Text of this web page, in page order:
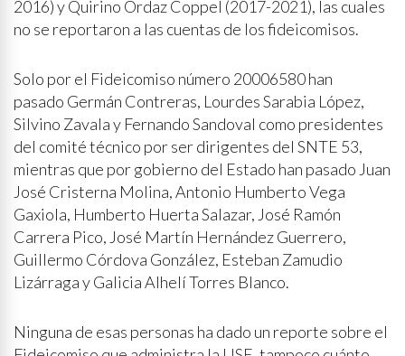
2016) y Quirino Ordaz Coppel (2017-2021), las cuales
no se reportaron a las cuentas de los fideicomisos.
Solo por el Fideicomiso número 20006580 han
pasado Germán Contreras, Lourdes Sarabia López,
Silvino Zavala y Fernando Sandoval como presidentes
del comité técnico por ser dirigentes del SNTE 53,
mientras que por gobierno del Estado han pasado Juan
José Cristerna Molina, Antonio Humberto Vega
Gaxiola, Humberto Huerta Salazar, José Ramón
Carrera Pico, José Martín Hernández Guerrero,
Guillermo Córdova González, Esteban Zamudio
Lizárraga y Galicia Alhelí Torres Blanco.
Ninguna de esas personas ha dado un reporte sobre el